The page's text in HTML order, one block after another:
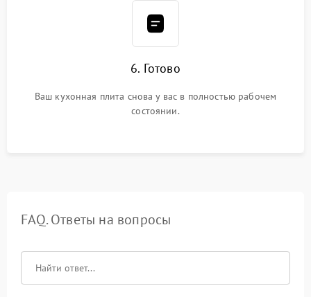
6. Готово
Ваш кухонная плита снова у вас в полностью рабочем
состоянии.
FAQ. Ответы на вопросы